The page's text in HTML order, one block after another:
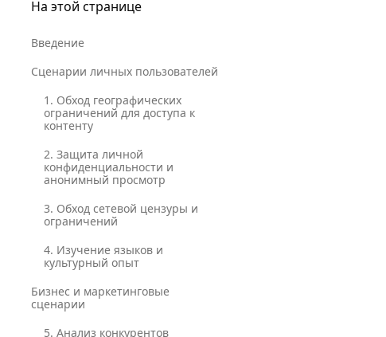
На этой странице
Введение
Сценарии личных пользователей
1. Обход географических
ограничений для доступа к
контенту
2. Защита личной
конфиденциальности и
анонимный просмотр
3. Обход сетевой цензуры и
ограничений
4. Изучение языков и
культурный опыт
Бизнес и маркетинговые
сценарии
5. Анализ конкурентов